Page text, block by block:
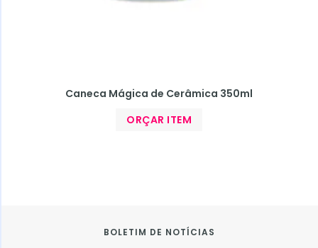
Caneca Mágica de Cerâmica 350ml
ORÇAR ITEM
BOLETIM DE NOTÍCIAS